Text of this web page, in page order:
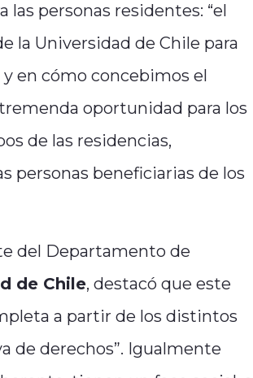
personas residentes: “el
la Universidad de Chile para
en cómo concebimos el
oportunidad para los
de las residencias,
personas beneficiarias de los
del Departamento de
de Chile, destacó que este
a partir de los distintos
de derechos”. Igualmente